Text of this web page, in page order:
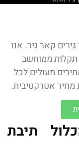
גירים קאר גיר. אנו
תקלות ממוחשב
מעולים לכל
מחיר אטרקטיבית.
תיבת